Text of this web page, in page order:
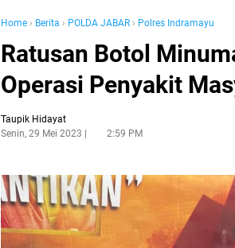
Home › Berita › POLDA JABAR › Polres Indramayu
Ratusan Botol
Operasi Penyakit
Taupik Hidayat
Senin, 29 Mei 2023
2:59 PM